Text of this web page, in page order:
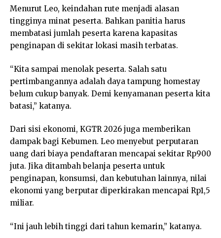
Menurut Leo, keindahan rute menjadi alasan
tingginya minat peserta. Bahkan panitia harus
membatasi jumlah peserta karena kapasitas
penginapan di sekitar lokasi masih terbatas.
“Kita sampai menolak peserta. Salah satu
pertimbangannya adalah daya tampung homestay
belum cukup banyak. Demi kenyamanan peserta kita
batasi,” katanya.
Dari sisi ekonomi, KGTR 2026 juga memberikan
dampak bagi Kebumen. Leo menyebut perputaran
uang dari biaya pendaftaran mencapai sekitar Rp900
juta. Jika ditambah belanja peserta untuk
penginapan, konsumsi, dan kebutuhan lainnya, nilai
ekonomi yang berputar diperkirakan mencapai Rp1,5
miliar.
“Ini jauh lebih tinggi dari tahun kemarin,” katanya.